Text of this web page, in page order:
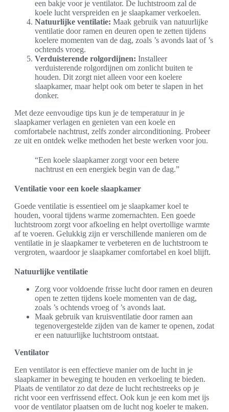
een bakje voor je ventilator. De luchtstroom zal de
koele lucht verspreiden en je slaapkamer verkoelen.
Natuurlijke ventilatie: Maak gebruik van natuurlijke
ventilatie door ramen en deuren open te zetten tijdens
koelere momenten van de dag, zoals ’s avonds laat of ’s
ochtends vroeg.
Verduisterende rolgordijnen: Installeer
verduisterende rolgordijnen om zonlicht buiten te
houden. Dit zorgt niet alleen voor een koelere
slaapkamer, maar helpt ook om beter te slapen in het
donker.
Met deze eenvoudige tips kun je de temperatuur in je
slaapkamer verlagen en genieten van een koele en
comfortabele nachtrust, zelfs zonder airconditioning. Probeer
ze uit en ontdek welke methoden het beste werken voor jou.
“Een koele slaapkamer zorgt voor een betere
nachtrust en een energiek begin van de dag.”
Ventilatie voor een koele slaapkamer
Goede ventilatie is essentieel om je slaapkamer koel te
houden, vooral tijdens warme zomernachten. Een goede
luchtstroom zorgt voor afkoeling en helpt overtollige warmte
af te voeren. Gelukkig zijn er verschillende manieren om de
ventilatie in je slaapkamer te verbeteren en de luchtstroom te
vergroten, waardoor je slaapkamer comfortabel en koel blijft.
Natuurlijke ventilatie
Zorg voor voldoende frisse lucht door ramen en deuren
open te zetten tijdens koele momenten van de dag,
zoals ’s ochtends vroeg of ’s avonds laat.
Maak gebruik van kruisventilatie door ramen aan
tegenovergestelde zijden van de kamer te openen, zodat
er een natuurlijke luchtstroom ontstaat.
Ventilator
Een ventilator is een effectieve manier om de lucht in je
slaapkamer in beweging te houden en verkoeling te bieden.
Plaats de ventilator zo dat deze de lucht rechtstreeks op je
richt voor een verfrissend effect. Ook kun je een kom met ijs
voor de ventilator plaatsen om de lucht nog koeler te maken.